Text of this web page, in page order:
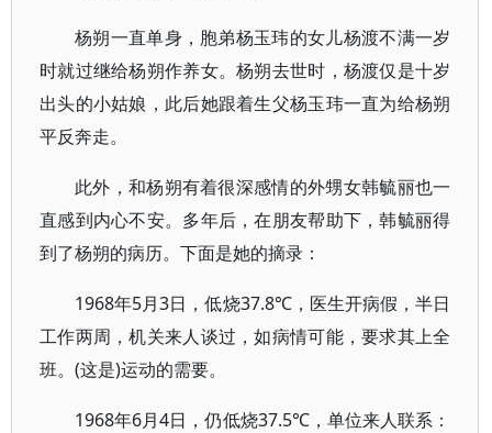
杨朔一直单身，胞弟杨玉玮的女儿杨渡不满一岁
时就过继给杨朔作养女。杨朔去世时，杨渡仅是十岁
出头的小姑娘，此后她跟着生父杨玉玮一直为给杨朔
平反奔走。
此外，和杨朔有着很深感情的外甥女韩毓丽也一
直感到内心不安。多年后，在朋友帮助下，韩毓丽得
到了杨朔的病历。下面是她的摘录：
1968年5月3日，低烧37.8℃，医生开病假，半日
工作两周，机关来人谈过，如病情可能，要求其上全
班。(这是)运动的需要。
1968年6月4日，仍低烧37.5℃，单位来人联系：